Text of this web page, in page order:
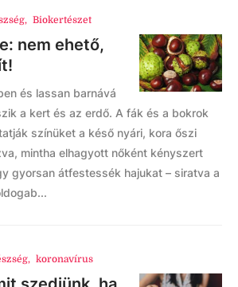
, Biokertészet
nem ehető,
és lassan barnává
a kert és az erdő. A fák és a bokrok
színüket a késő nyári, kora őszi
mintha elhagyott nőként kényszert
gyorsan átfestessék hajukat – siratva a
, koronavírus